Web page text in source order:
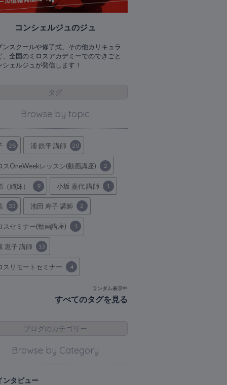
コンシェルジュのジュ
ンスクールや修了式、その他カリキュラ
、全国のミロスアカデミーでのできごと
シェルジュが発信します！
タグ
Browse by topic
28 浦 鉄平 講師 20
スOneWeekレッスン(動画講座) 2
（姉妹） 9 小坂 嘉代 講師 1
33 池田 寿子 講師 2
スセミナー(動画講座) 1
恵子 講師 13
スリモートセミナー 4
ランダム表示中
すべてのタグを見る
ブログのカテゴリー
Browse by Category
ンタビュー